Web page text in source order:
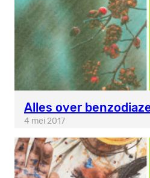
Alles over
4 mei 2017